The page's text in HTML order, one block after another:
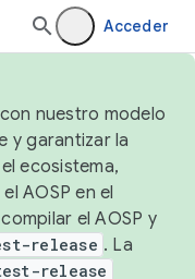
Acceder
nuestro modelo
y garantizar la
ecosistema,
AOSP en el
el AOSP y
release . La
release